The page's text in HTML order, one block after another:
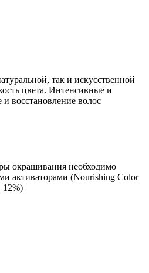
так и искусственной
цвета. Интенсивные и
восстановление волос
окрашивания необходимо
активаторами (Nourishing Color
12%)